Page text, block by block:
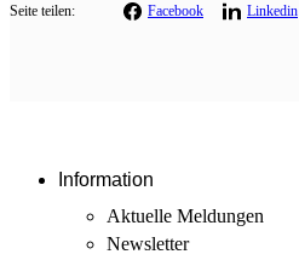
Seite teilen: Facebook Linkedin
Information
Aktuelle Meldungen
Newsletter